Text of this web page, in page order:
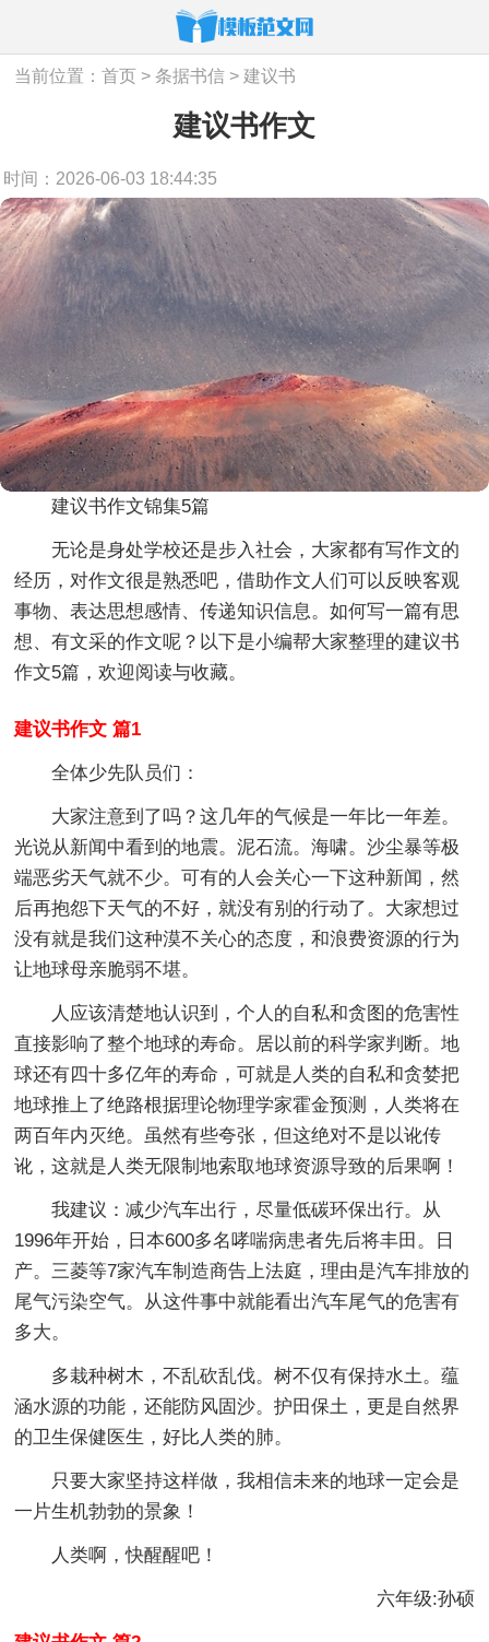
当前位置：首页 >条据书信 > 建议书
建议书作文
时间：2026-06-03 18:44:35
建议书作文锦集5篇
无论是身处学校还是步入社会，大家都有写作文的
经历，对作文很是熟悉吧，借助作文人们可以反映客观
事物、表达思想感情、传递知识信息。如何写一篇有思
想、有文采的作文呢？以下是小编帮大家整理的建议书
作文5篇，欢迎阅读与收藏。
建议书作文 篇1
全体少先队员们：
大家注意到了吗？这几年的气候是一年比一年差。
光说从新闻中看到的地震。泥石流。海啸。沙尘暴等极
端恶劣天气就不少。可有的人会关心一下这种新闻，然
后再抱怨下天气的不好，就没有别的行动了。大家想过
没有就是我们这种漠不关心的态度，和浪费资源的行为
让地球母亲脆弱不堪。
人应该清楚地认识到，个人的自私和贪图的危害性
直接影响了整个地球的寿命。居以前的科学家判断。地
球还有四十多亿年的寿命，可就是人类的自私和贪婪把
地球推上了绝路根据理论物理学家霍金预测，人类将在
两百年内灭绝。虽然有些夸张，但这绝对不是以讹传
讹，这就是人类无限制地索取地球资源导致的后果啊！
我建议：减少汽车出行，尽量低碳环保出行。从
1996年开始，日本600多名哮喘病患者先后将丰田。日
产。三菱等7家汽车制造商告上法庭，理由是汽车排放的
尾气污染空气。从这件事中就能看出汽车尾气的危害有
多大。
多栽种树木，不乱砍乱伐。树不仅有保持水土。蕴
涵水源的功能，还能防风固沙。护田保土，更是自然界
的卫生保健医生，好比人类的肺。
只要大家坚持这样做，我相信未来的地球一定会是
一片生机勃勃的景象！
人类啊，快醒醒吧！
六年级:孙硕